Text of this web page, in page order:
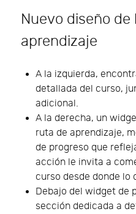
Nuevo diseño de
aprendizaje
A la izquierda,
detallada del curso,
adicional.
A la derecha, un
ruta de aprendizaje,
de progreso que
acción le invita a
curso desde donde lo
Debajo del widget de
sección dedicada a